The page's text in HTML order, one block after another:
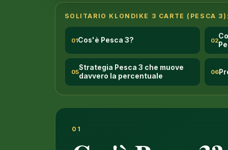
SOLITARIO KLONDIKE 3 CARTE (PESCA
01Cos'è Pesca 3? 02
05
Strategia Pesca 3 che muove
davvero la percentuale
06
01